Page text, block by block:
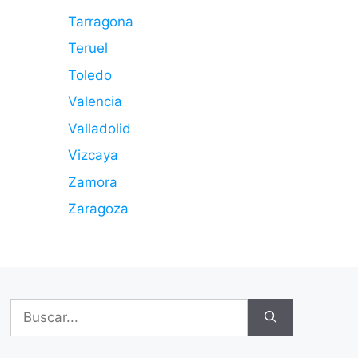
Tarragona
Teruel
Toledo
Valencia
Valladolid
Vizcaya
Zamora
Zaragoza
Buscar: